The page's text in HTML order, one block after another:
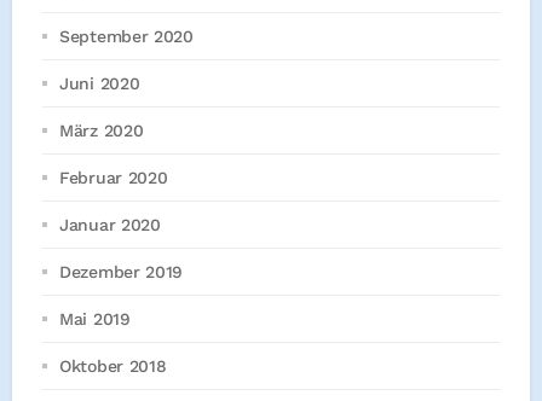
September 2020
Juni 2020
März 2020
Februar 2020
Januar 2020
Dezember 2019
Mai 2019
Oktober 2018